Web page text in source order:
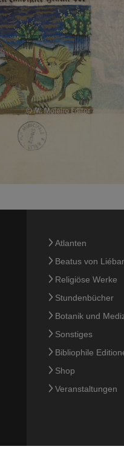
Atlanten
Beatus von
Religiöse Werke
Stundenbücher
Botanik und
Sonstiges
Bibliophile
Shop
Veranstaltungen